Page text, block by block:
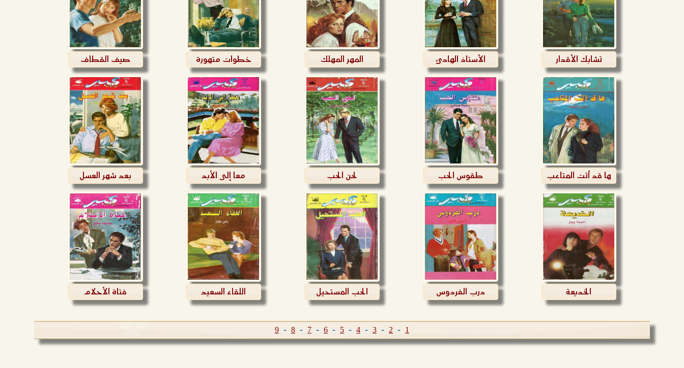
تشابك الأقدار الأستاذ الهادئ المهر المهلك خطوات متهورة صيف القطاف
ها قد أتت المتاعب طقوس الحب لحن الحب معا إلى الأبد بعد شهر العسل
الخديعة درب الفردوس الحب المستحيل اللقاء السعيد فتاة الأحلام
1
-
2
-
3
-
4
-
5
-
6
-
7
-
8
-
9